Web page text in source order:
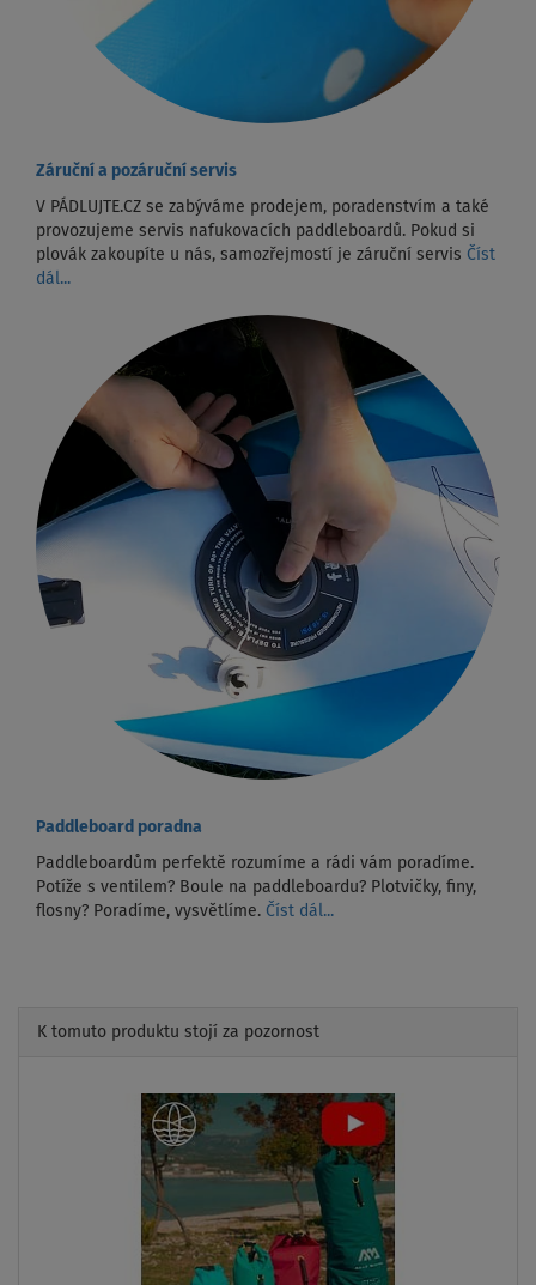
Záruční a pozáruční servis
V PÁDLUJTE.CZ se zabýváme prodejem, poradenstvím a také
provozujeme servis nafukovacích paddleboardů. Pokud si
plovák zakoupíte u nás, samozřejmostí je záruční servis Číst
dál...
Paddleboard poradna
Paddleboardům perfektě rozumíme a rádi vám poradíme.
Potíže s ventilem? Boule na paddleboardu? Plotvičky, finy,
flosny? Poradíme, vysvětlíme. Číst dál...
K tomuto produktu stojí za pozornost
Previous